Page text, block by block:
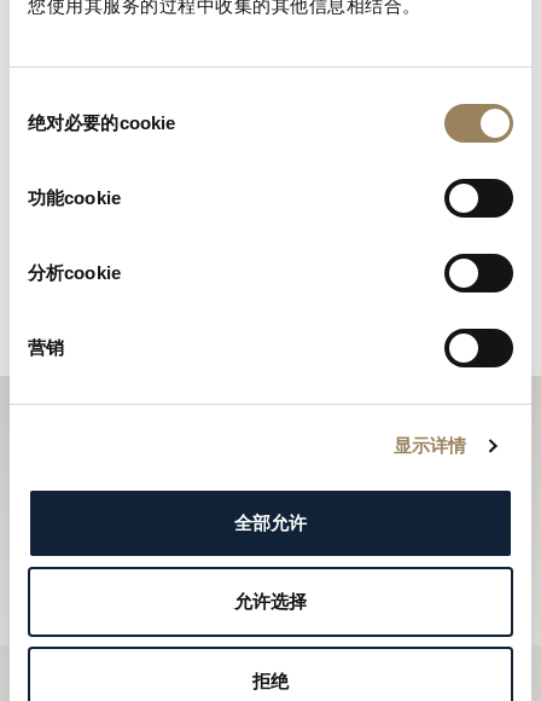
您使用其服务的过程中收集的其他信息相结合。
绝对必要的cookie
功能cookie
分析cookie
营销
显示详情
全部允许
允许选择
拒绝
寶璣電子通訊全年為您送上品牌的最新動向，並向您介紹
所有全新推出的腕錶。
訂閱電子通訊